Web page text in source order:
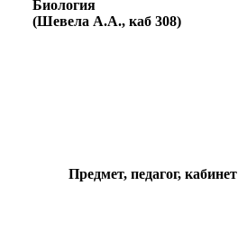
Биология
(Шевела А.А., каб 308)
Предмет, педагог, кабинет